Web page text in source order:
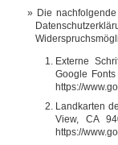
Die
Externe
Google
https://
Landkarten
View, CA
https://